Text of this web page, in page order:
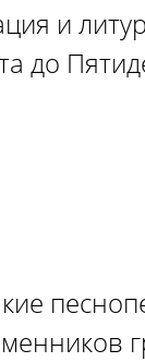
и
до